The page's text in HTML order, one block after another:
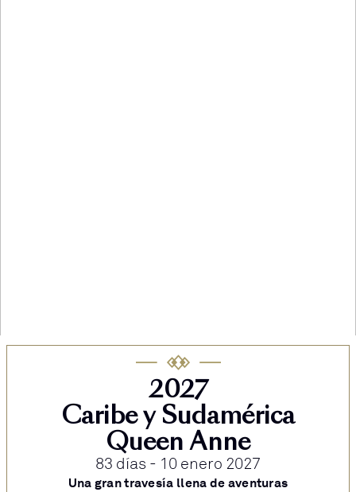
2027
Caribe y Sudamérica
Queen Anne
83 días - 10 enero 2027
Una gran travesía llena de aventuras